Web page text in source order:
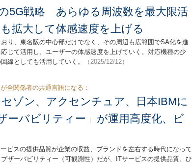
5G戦略 あらゆる周波数を最大限活
拡大して体感速度を上げる
り、東名阪の中心部だけでなく、その周辺も広範囲でSA化を進
じて活用し、ユーザーの体感速度を上げていく。対応機種の少
線としても活用していく。
（2025/12/12）
全関係者の共通言語になる：
ゾン、アクセンチュア、日本IBMに
ーバビリティー」が運用高度化、ビ
ビスの提供品質が企業の収益、ブランドを左右する時代になって
ザーバビリティー（可観測性）だが、ITサービスの提供品質、ひ